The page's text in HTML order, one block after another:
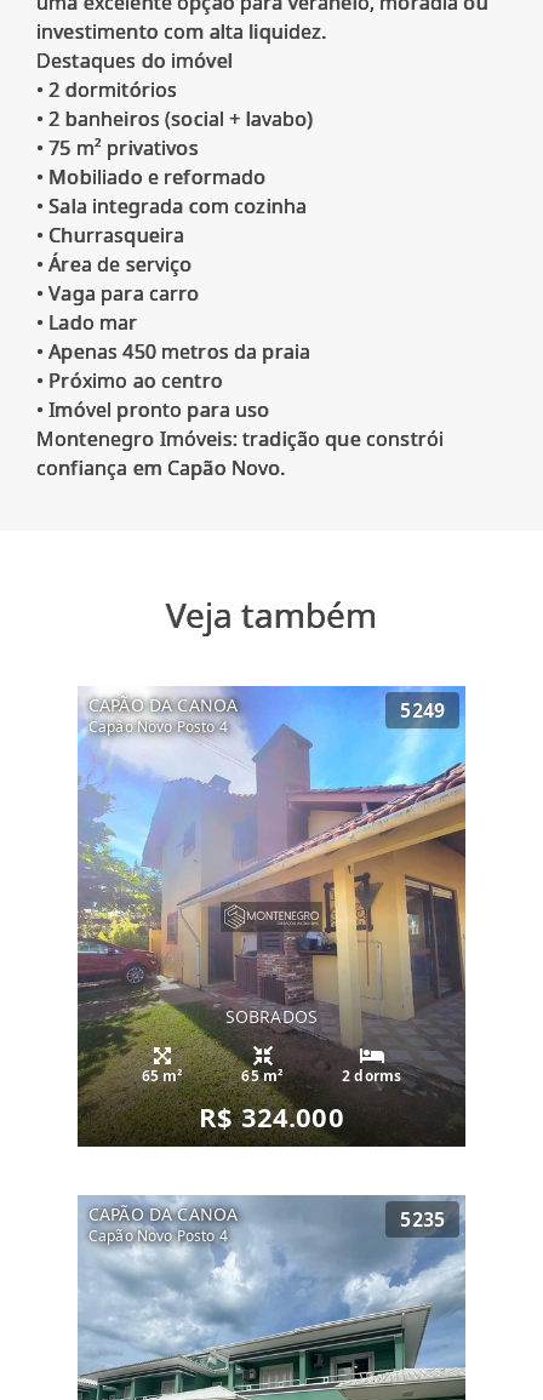
investimento com alta liquidez.
Destaques do imóvel
• 2 dormitórios
• 2 banheiros (social + lavabo)
• 75 m² privativos
• Mobiliado e reformado
• Sala integrada com cozinha
• Churrasqueira
• Área de serviço
• Vaga para carro
• Lado mar
• Apenas 450 metros da praia
• Próximo ao centro
• Imóvel pronto para uso
Montenegro Imóveis: tradição que constrói
Veja também
CAPÃO DA CANOA
Capão Novo Posto 4
5249
SOBRADOS
65 m² 65 m² 2 dorms
R$ 324.000
CAPÃO DA CANOA
Capão Novo Posto 4
5235